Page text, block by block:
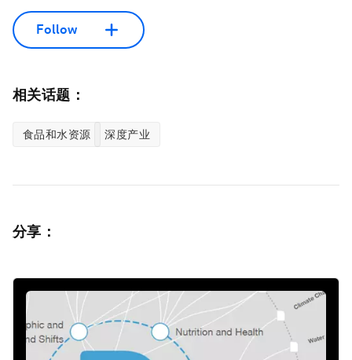
Follow
相关话题：
食品和水资源 深度产业
分享：